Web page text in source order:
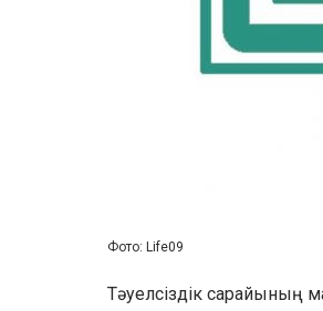
Фото: Life09
Тәуелсіздік сарайының